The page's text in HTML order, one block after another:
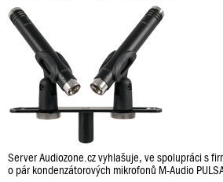
Server Audiozone.cz vyhlašuje, ve spolupráci s
o pár kondenzátorových mikrofonů M-Audio